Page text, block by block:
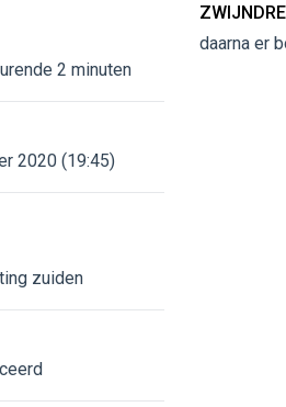
2 minuten
2020 (19:45)
zuiden
daarna er